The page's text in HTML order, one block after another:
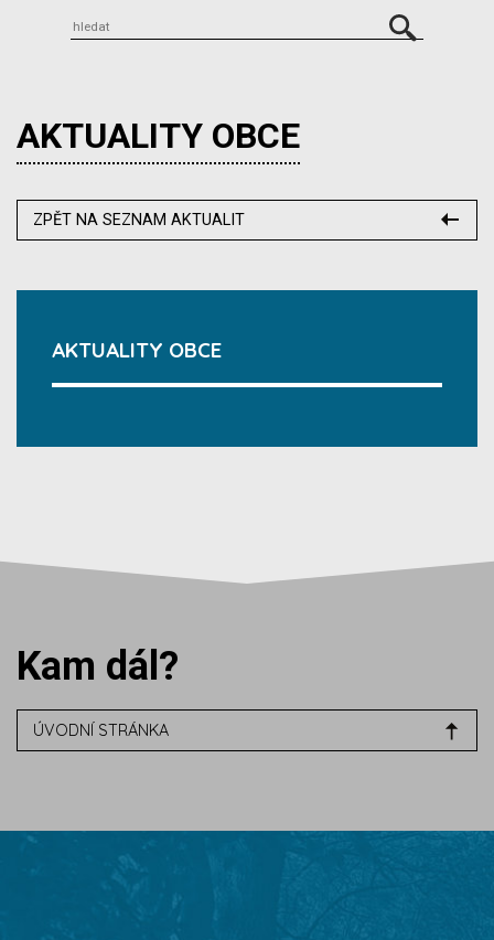
AKTUALITY OBCE
ZPĚT NA SEZNAM AKTUALIT
AKTUALITY OBCE
Kam dál?
ÚVODNÍ STRÁNKA